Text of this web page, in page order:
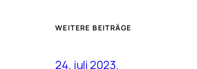
WEITERE BEITRÄGE
24. juli 2023.